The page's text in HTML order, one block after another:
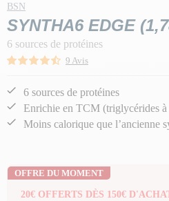
BSN
SYNTHA6 EDGE
6 sources de protéines
9 Avis
6 sources de protéines
Enrichie en TCM (triglycérides
Moins calorique que l’ancienne
OFFRE DU MOMENT
20€ OFFERTS DÈS 150€